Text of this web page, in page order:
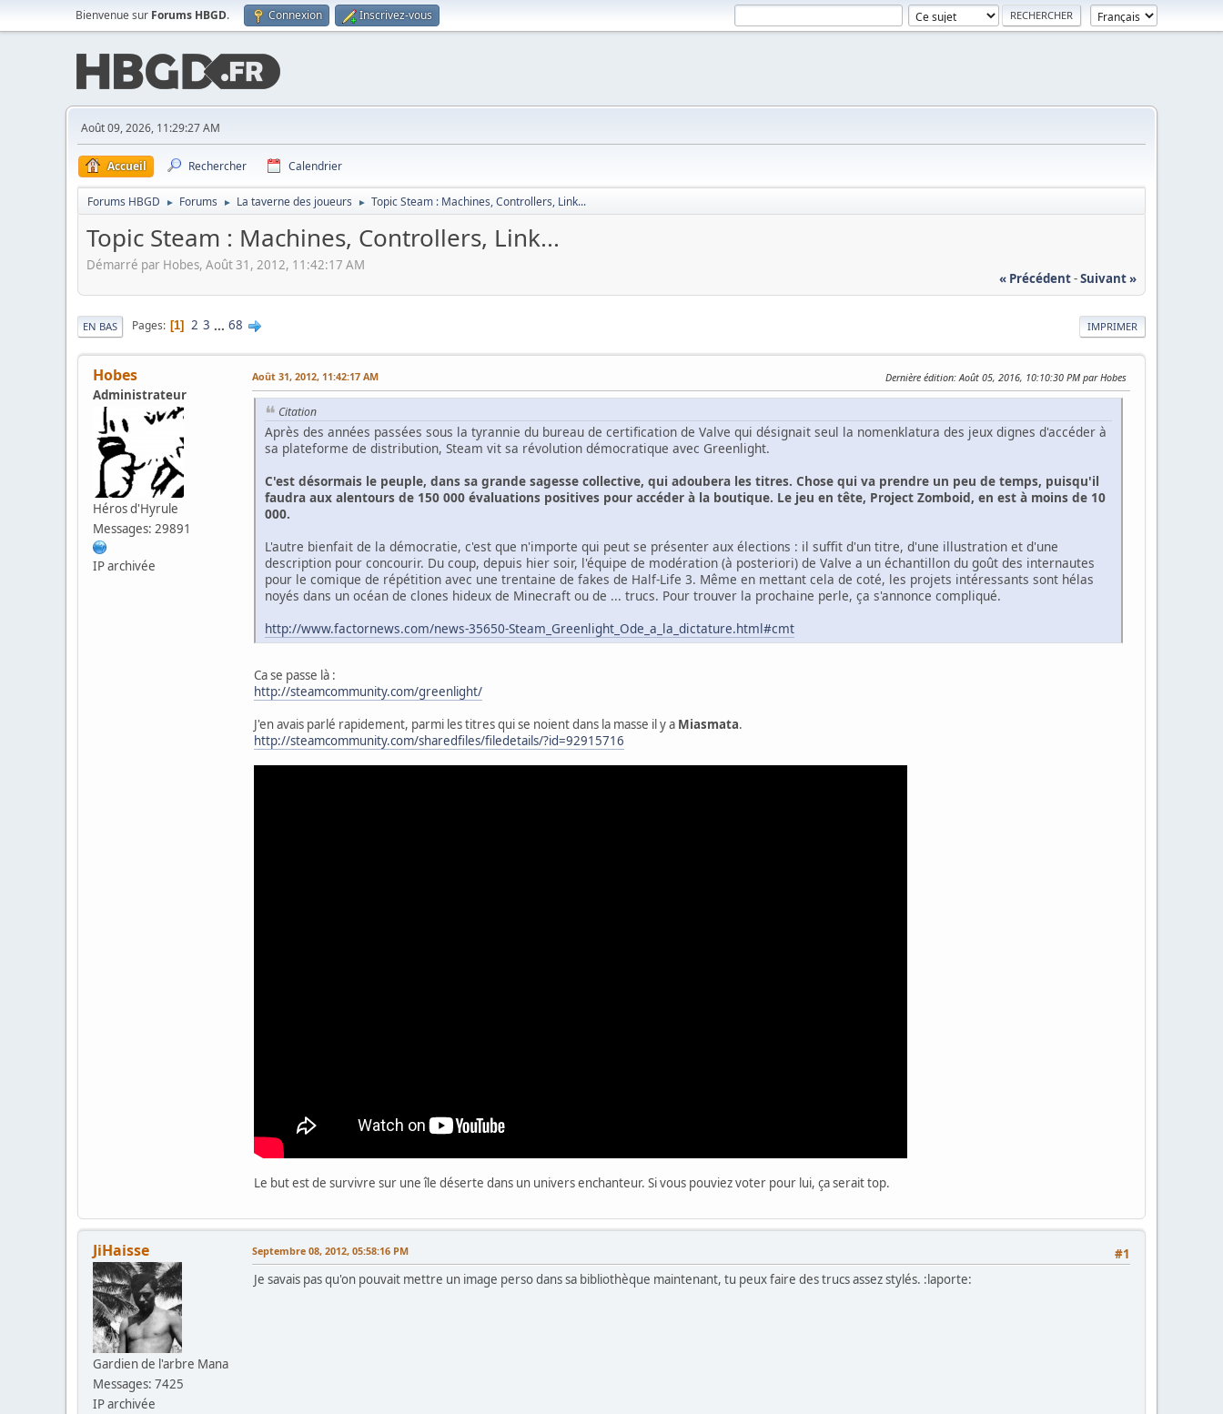
Bienvenue sur Forums HBGD. Connexion Inscrivez-vous
Août 09, 2026, 11:29:27 AM
Accueil Rechercher Calendrier
Forums HBGD ► Forums ► La taverne des joueurs ► Topic Steam : Machines, Controllers, Link...
Topic Steam : Machines, Controllers, Link...
Démarré par Hobes, Août 31, 2012, 11:42:17 AM
« Précédent-Suivant »
IMPRIMER
EN BAS Pages 1 2 3 ... 68
Hobes
Administrateur
Héros d'Hyrule
Messages: 29891
IP archivée
Août 31, 2012, 11:42:17 AM Dernière édition: Août 05, 2016, 10:10:30 PM par Hobes
Citation
Après des années passées sous la tyrannie du bureau de certification de Valve qui désignait seul la nomenklatura des jeux dignes d'accéder à
sa plateforme de distribution, Steam vit sa révolution démocratique avec Greenlight.
C'est désormais le peuple, dans sa grande sagesse collective, qui adoubera les titres. Chose qui va prendre un peu de temps, puisqu'il
faudra aux alentours de 150 000 évaluations positives pour accéder à la boutique. Le jeu en tête, Project Zomboid, en est à moins de 10
000.
L'autre bienfait de la démocratie, c'est que n'importe qui peut se présenter aux élections : il suffit d'un titre, d'une illustration et d'une
description pour concourir. Du coup, depuis hier soir, l'équipe de modération (à posteriori) de Valve a un échantillon du goût des internautes
pour le comique de répétition avec une trentaine de fakes de Half-Life 3. Même en mettant cela de coté, les projets intéressants sont hélas
noyés dans un océan de clones hideux de Minecraft ou de ... trucs. Pour trouver la prochaine perle, ça s'annonce compliqué.
http://www.factornews.com/news-35650-Steam_Greenlight_Ode_a_la_dictature.html#cmt
Ca se passe là :
http://steamcommunity.com/greenlight/
J'en avais parlé rapidement, parmi les titres qui se noient dans la masse il y a Miasmata.
http://steamcommunity.com/sharedfiles/filedetails/?id=92915716
Le but est de survivre sur une île déserte dans un univers enchanteur. Si vous pouviez voter pour lui, ça serait top.
JiHaisse
Gardien de l'arbre Mana
Messages: 7425
IP archivée
#1
Septembre 08, 2012, 05:58:16 PM
Je savais pas qu'on pouvait mettre un image perso dans sa bibliothèque maintenant, tu peux faire des trucs assez stylés. :laporte: